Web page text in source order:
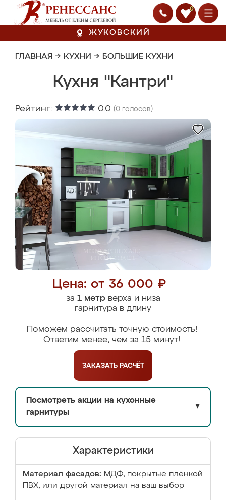
0
ЖУКОВСКИЙ
ГЛАВНАЯ → КУХНИ → БОЛЬШИЕ КУХНИ
Кухня "Кантри"
Рейтинг: 0.0 (0 голосов)
Цена: от 36 000 ₽
за 1 метрверха и низа
гарнитура в длину
Поможем рассчитать точную стоимость!
Ответим менее, чем за 15 минут!
ЗАКАЗАТЬ РАСЧЁТ
Посмотреть акции на кухонные
гарнитуры
▼
Характеристики
Материал фасадов: МДФ, покрытые плёнкой
ПВХ, или другой материал на ваш выбор